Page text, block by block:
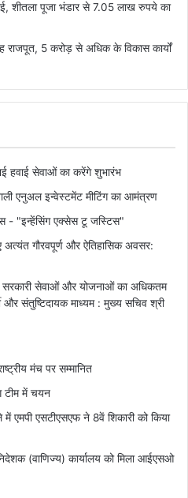
शीतला पूजा भंडार से 7.05 लाख रुपये का
राजपूत, 5 करोड़ से अधिक के विकास कार्यों
हवाई सेवाओं का करेंगे शुभारंभ
एनुअल इन्वेस्टमेंट मीटिंग का आमंत्रण
- "इन्हेंसिंग एक्सेस टू जस्टिस"
गौरवपूर्ण और ऐतिहासिक अवसर:
सरकारी सेवाओं और योजनाओं का अधिकतम
और संतुष्टिदायक माध्यम : मुख्य सचिव श्री
मंच पर सम्मानित
टीम में चयन
एमपी एसटीएसएफ ने 8वें शिकारी को किया
(वाणिज्य) कार्यालय को मिला आईएसओ